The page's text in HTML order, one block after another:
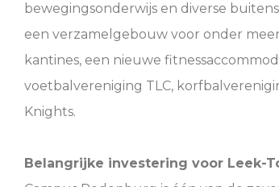
bewegingsonderwijs en diverse
een verzamelgebouw voor onder
kantines, een nieuwe
voetbalvereniging TLC,
Knights.
Belangrijke investering voor Leek-